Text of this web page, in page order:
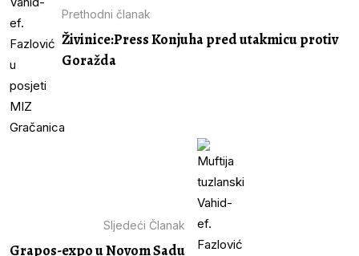
Prethodni članak
Živinice:Press Konjuha pred utakmicu protiv
Goražda
Sljedeći Članak
Grapos-expo u Novom Sadu